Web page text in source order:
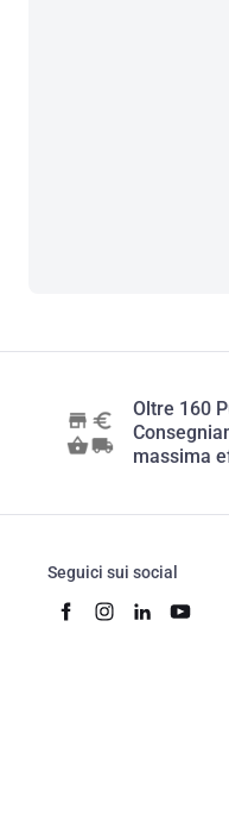
Oltre 160
massima
Seguici sui social